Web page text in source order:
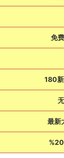
免
180
最新